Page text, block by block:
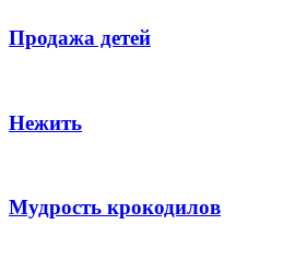
Продажа детей
Нежить
Мудрость крокодилов